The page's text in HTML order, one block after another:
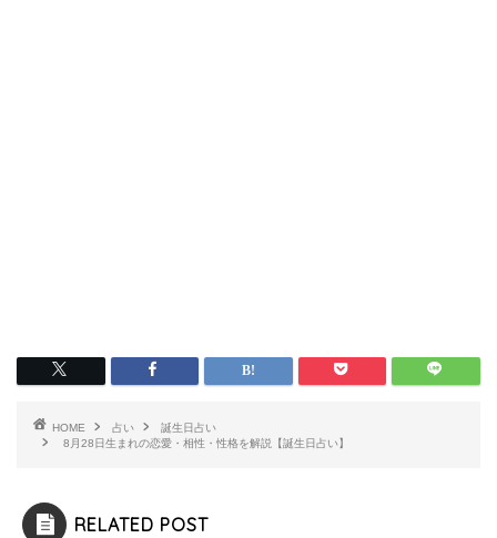
HOME 占い
誕生日占い
8月28日生まれの恋愛・相性・性格を解説【誕生日占い】
RELATED POST